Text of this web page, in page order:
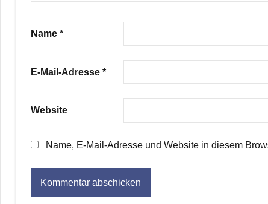
Name *
E-Mail-Adresse *
Website
Name, E-Mail-Adresse und Website in diesem